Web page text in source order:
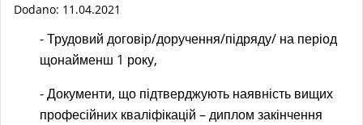
n
a
Dodano: 11.04.2021
- Трудовий договір/доручення/підряду/ на період
щонайменш 1 року,
- Документи, що підтверджують наявність вищих
професійних кваліфікацій – диплом закінчення